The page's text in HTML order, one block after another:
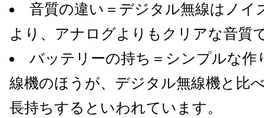
音質の違い＝デジタル無線はノイ
より、アナログよりもクリアな音質
バッテリーの持ち＝シンプルな作
線機のほうが、デジタル無線機と比
長持ちするといわれています。